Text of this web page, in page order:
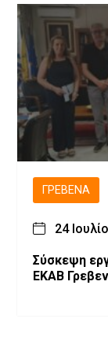
ΓΡΕΒΕΝΆ
24
Σύσκεψη
ΕΚΑΒ